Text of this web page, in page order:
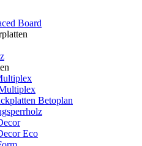
Board
Betoplan
Eco